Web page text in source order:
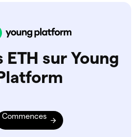
ETH sur Young
Commences